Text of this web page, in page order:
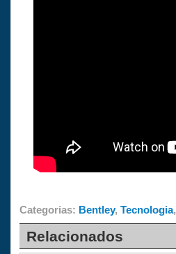
Categorias: Bentley, Tecnologia,
Relacionados